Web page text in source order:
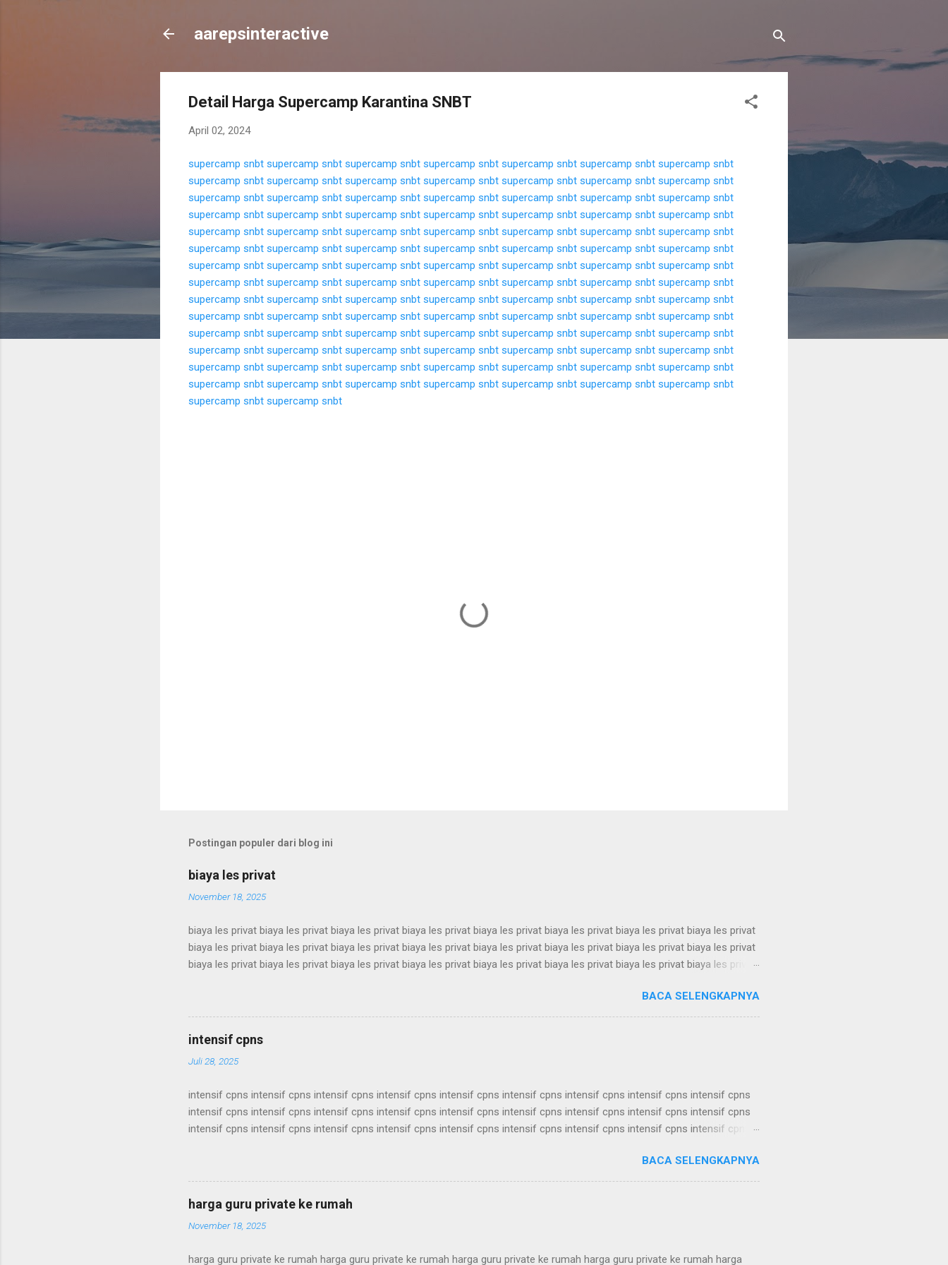
aarepsinteractive
Detail Harga Supercamp Karantina SNBT
April 02, 2024
supercamp snbt supercamp snbt supercamp snbt supercamp snbt supercamp snbt supercamp snbt supercamp snbt
supercamp snbt supercamp snbt supercamp snbt supercamp snbt supercamp snbt supercamp snbt supercamp snbt
supercamp snbt supercamp snbt supercamp snbt supercamp snbt supercamp snbt supercamp snbt supercamp snbt
supercamp snbt supercamp snbt supercamp snbt supercamp snbt supercamp snbt supercamp snbt supercamp snbt
supercamp snbt supercamp snbt supercamp snbt supercamp snbt supercamp snbt supercamp snbt supercamp snbt
supercamp snbt supercamp snbt supercamp snbt supercamp snbt supercamp snbt supercamp snbt supercamp snbt
supercamp snbt supercamp snbt supercamp snbt supercamp snbt supercamp snbt supercamp snbt supercamp snbt
supercamp snbt supercamp snbt supercamp snbt supercamp snbt supercamp snbt supercamp snbt supercamp snbt
supercamp snbt supercamp snbt supercamp snbt supercamp snbt supercamp snbt supercamp snbt supercamp snbt
supercamp snbt supercamp snbt supercamp snbt supercamp snbt supercamp snbt supercamp snbt supercamp snbt
supercamp snbt supercamp snbt supercamp snbt supercamp snbt supercamp snbt supercamp snbt supercamp snbt
supercamp snbt supercamp snbt supercamp snbt supercamp snbt supercamp snbt supercamp snbt supercamp snbt
supercamp snbt supercamp snbt supercamp snbt supercamp snbt supercamp snbt supercamp snbt supercamp snbt
supercamp snbt supercamp snbt supercamp snbt supercamp snbt supercamp snbt supercamp snbt supercamp snbt
supercamp snbt supercamp snbt
Postingan populer dari blog ini
biaya les privat
November 18, 2025
biaya les privat biaya les privat biaya les privat biaya les privat biaya les privat biaya les privat biaya les privat biaya les privat
biaya les privat biaya les privat biaya les privat biaya les privat biaya les privat biaya les privat biaya les privat biaya les privat
biaya les privat biaya les privat biaya les privat biaya les privat biaya les privat biaya les privat biaya les privat biaya les privat
biaya les privat biaya les privat biaya les privat biaya les privat biaya les privat biaya les privat biaya les privat biaya les privat
biaya les privat biaya les privat biaya les privat biaya les privat biaya les privat biaya les privat biaya les privat biaya les privat
biaya les privat biaya les privat biaya les privat biaya les privat biaya les privat biaya les privat biaya les privat biaya les ...
BACA SELENGKAPNYA
intensif cpns
Juli 28, 2025
intensif cpns intensif cpns intensif cpns intensif cpns intensif cpns intensif cpns intensif cpns intensif cpns intensif cpns
intensif cpns intensif cpns intensif cpns intensif cpns intensif cpns intensif cpns intensif cpns intensif cpns intensif cpns
intensif cpns intensif cpns intensif cpns intensif cpns intensif cpns intensif cpns intensif cpns intensif cpns intensif cpns
intensif cpns intensif cpns intensif cpns intensif cpns intensif cpns intensif cpns intensif cpns intensif cpns intensif cpns
intensif cpns intensif cpns intensif cpns intensif cpns intensif cpns intensif cpns intensif cpns intensif cpns intensif cpns
intensif cpns intensif cpns intensif cpns intensif cpns intensif cpns intensif cpns intensif cpns intensif cpns intensif cpns
intensif cpns intensif cpns intensif cpns intensif c...
BACA SELENGKAPNYA
harga guru private ke rumah
November 18, 2025
harga guru private ke rumah harga guru private ke rumah harga guru private ke rumah harga guru private ke rumah harga